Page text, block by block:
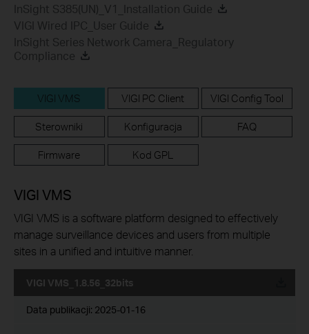
InSight S385(UN)_V1_Installation Guide
VIGI Wired IPC_User Guide
InSight Series Network Camera_Regulatory
Compliance
VIGI VMS VIGI PC Client VIGI Config Tool
Sterowniki Konfiguracja FAQ
Firmware Kod GPL
VIGI VMS
VIGI VMS is a software platform designed to effectively
manage surveillance devices and users from multiple
sites in a unified and intuitive manner.
VIGI VMS_1.8.56_32bits
Data publikacji: 2025-01-16